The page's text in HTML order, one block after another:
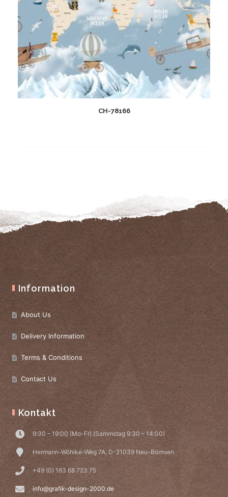
CH-78166
Information
About Us
Delivery Information
Terms & Conditions
Contact Us
Kontakt
9:30 – 19:00 (Mo-Fr) (Sammstag 9:30 – 14:00)
Hermann-Wöhlke-Weg 7A, D-21039 Neu-Börnsen
+49 (0) 163 68 723 75
info@grafik-design-2000.de